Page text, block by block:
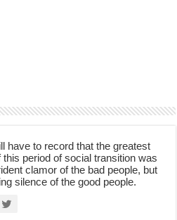
have to record that the greatest
this period of social transition was
clamor of the bad people, but
silence of the good people.